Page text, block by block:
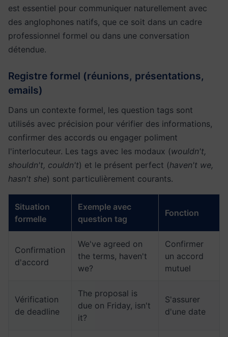
est essentiel pour communiquer naturellement avec
des anglophones natifs, que ce soit dans un cadre
professionnel formel ou dans une conversation
détendue.
Registre formel (réunions, présentations,
emails)
Dans un contexte formel, les question tags sont
utilisés avec précision pour vérifier des informations,
confirmer des accords ou engager poliment
l'interlocuteur. Les tags avec les modaux (wouldn't,
shouldn't, couldn't) et le présent perfect (haven't we,
hasn't she) sont particulièrement courants.
Situation
formelle
Exemple avec
question tag
Fonction
Confirmation
d'accord
We've agreed on
the terms, haven't
we?
Confirmer
un accord
mutuel
Vérification
de deadline
The proposal is
due on Friday, isn't
it?
S'assurer
d'une date